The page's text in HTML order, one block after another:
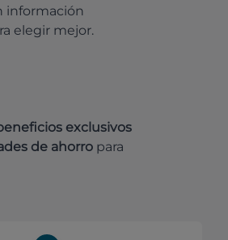
información
elegir mejor.
exclusivos
de ahorro para